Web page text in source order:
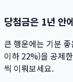
당첨금은 1년 안
큰 행운에는 기분
이하 22%)을 공제
씩 이뤄보세요.